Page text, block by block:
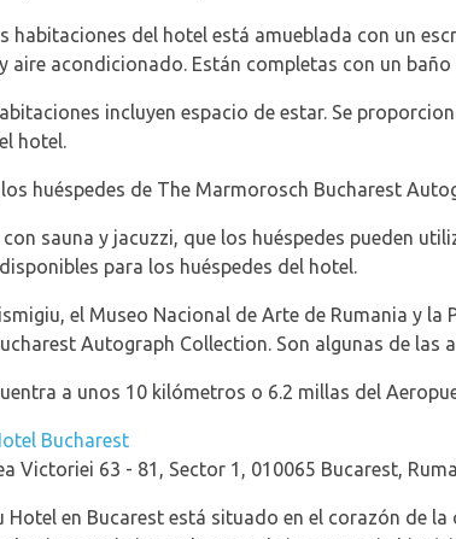
habitaciones del hotel está amueblada con un
aire acondicionado. Están completas con un
incluyen espacio de estar. Se
hotel.
huéspedes de The Marmorosch Bucharest
sauna y jacuzzi, que los huéspedes pueden
para los huéspedes del hotel.
el Museo Nacional de Arte de Rumania y la
Autograph Collection. Son algunas de las
a unos 10 kilómetros o 6.2 millas del
Bucharest
Victoriei 63 - 81, Sector 1, 010065 Bucarest,
Hotel en Bucarest está situado en el corazón de